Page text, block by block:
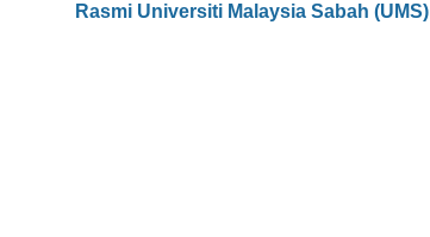
Rasmi Universiti Malaysia Sabah (UMS)